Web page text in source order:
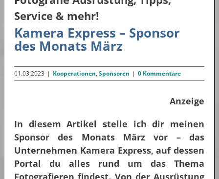
Service & mehr!
Kamera Express – Sponsor
des Monats März
01.03.2023 | Kooperationen, Sponsoren | 0 Kommentare
Anzeige
In diesem Artikel stelle ich dir meinen
Sponsor des Monats März vor – das
Unternehmen Kamera Express, auf dessen
Portal du alles rund um das Thema
Fotografieren findest. Von der Ausrüstung